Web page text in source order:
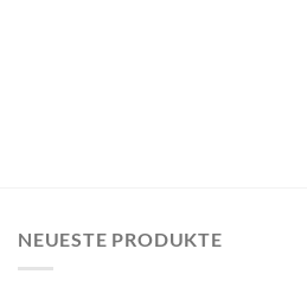
NEUESTE PRODUKTE